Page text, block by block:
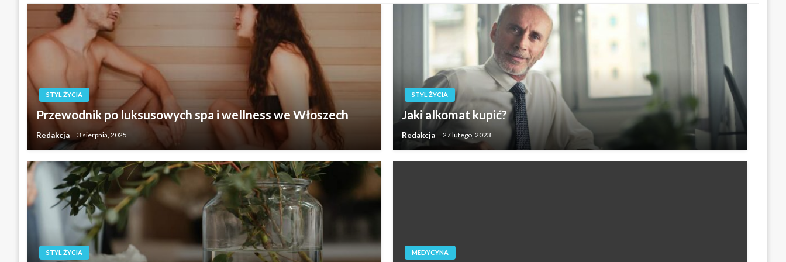
STYL ŻYCIA
Przewodnik po luksusowych spa i wellness we Włoszech
Redakcja 3 sierpnia, 2025
STYL ŻYCIA
Jaki alkomat kupić?
Redakcja 27 lutego, 2023
STYL ŻYCIA MEDYCYNA